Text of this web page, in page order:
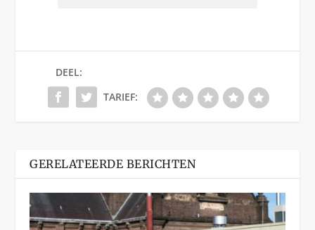
DEEL:
TARIEF:
GERELATEERDE BERICHTEN